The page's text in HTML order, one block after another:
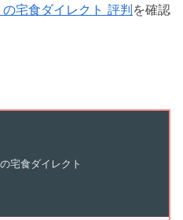
の宅食ダイレクト 評判を確認
宅食ダイレクト